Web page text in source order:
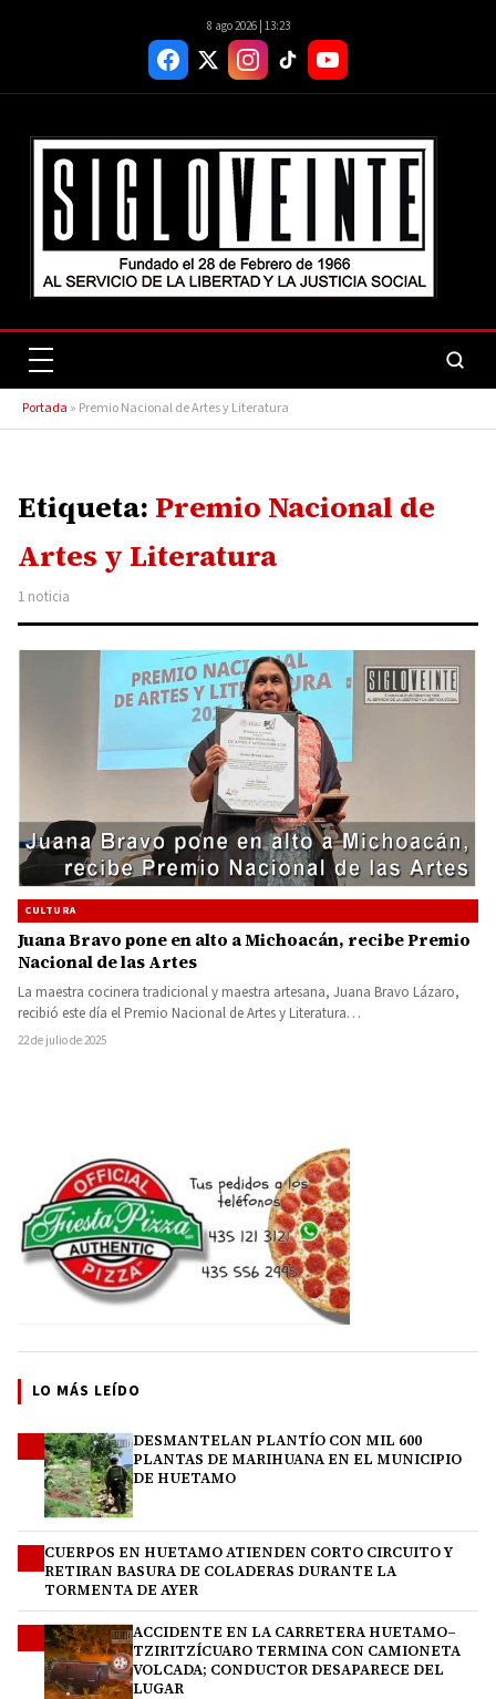
8 ago 2026 | 13:23
Portada » Premio Nacional de Artes y Literatura
Etiqueta: Premio Nacional de
Artes y Literatura
1 noticia
CULTURA
Juana Bravo pone en alto a Michoacán, recibe Premio
Nacional de las Artes
La maestra cocinera tradicional y maestra artesana, Juana Bravo Lázaro,
recibió este día el Premio Nacional de Artes y Literatura…
22 de julio de 2025
LO MÁS LEÍDO
DESMANTELAN PLANTÍO CON MIL 600
PLANTAS DE MARIHUANA EN EL MUNICIPIO
DE HUETAMO
CUERPOS EN HUETAMO ATIENDEN CORTO CIRCUITO Y
RETIRAN BASURA DE COLADERAS DURANTE LA
TORMENTA DE AYER
ACCIDENTE EN LA CARRETERA HUETAMO–
TZIRITZÍCUARO TERMINA CON CAMIONETA
VOLCADA; CONDUCTOR DESAPARECE DEL
LUGAR